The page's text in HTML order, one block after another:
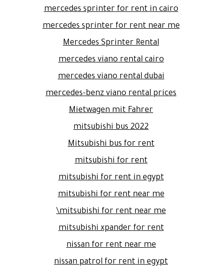
mercedes sprinter for rent in cairo
mercedes sprinter for rent near me
Mercedes Sprinter Rental
mercedes viano rental cairo
mercedes viano rental dubai
mercedes-benz viano rental prices
Mietwagen mit Fahrer
mitsubishi bus 2022
Mitsubishi bus for rent
mitsubishi for rent
mitsubishi for rent in egypt
mitsubishi for rent near me
mitsubishi for rent near me\
mitsubishi xpander for rent
nissan for rent near me
nissan patrol for rent in egypt